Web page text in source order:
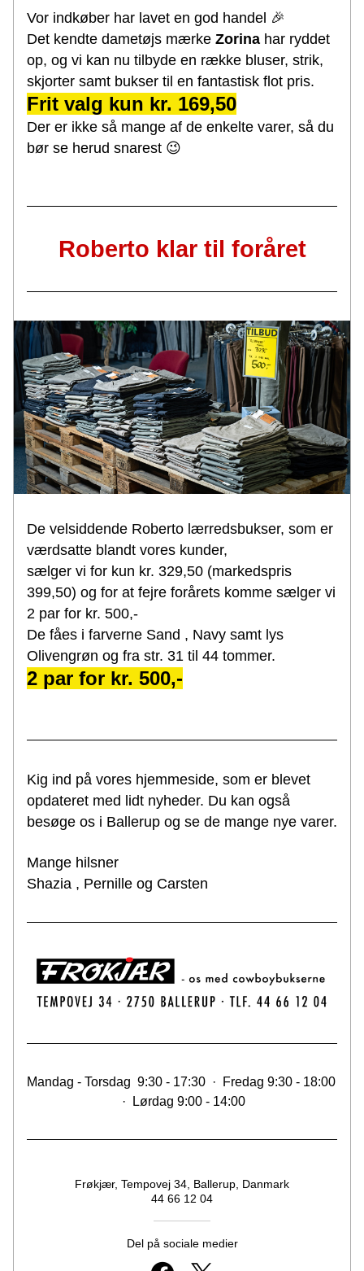
Vor indkøber har lavet en god handel 🎉
Det kendte dametøjs mærke Zorina har ryddet
op, og vi kan nu tilbyde en række bluser, strik,
skjorter samt bukser til en fantastisk flot pris.
Frit valg kun kr. 169,50
Der er ikke så mange af de enkelte varer, så du
bør se herud snarest 😉
Roberto klar til foråret
De velsiddende Roberto lærredsbukser, som er
værdsatte blandt vores kunder,
sælger vi for kun kr. 329,50 (markedspris
399,50) og for at fejre forårets komme sælger vi
2 par for kr. 500,-
De fåes i farverne Sand , Navy samt lys
Olivengrøn og fra str. 31 til 44 tommer.
2 par for kr. 500,-
Kig ind på vores hjemmeside, som er blevet
opdateret med lidt nyheder. Du kan også
besøge os i Ballerup og se de mange nye varer.
Mange hilsner
Shazia , Pernille og Carsten
Mandag - Torsdag  9:30 - 17:30  ·  Fredag 9:30 - 18:00
·  Lørdag 9:00 - 14:00
Frøkjær, Tempovej 34, Ballerup, Danmark
44 66 12 04
Del på sociale medier